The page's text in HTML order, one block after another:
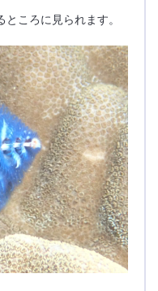
ころに見られます。